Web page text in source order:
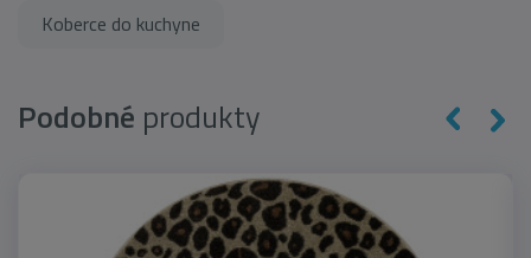
Koberce do kuchyne
Podobné produkty